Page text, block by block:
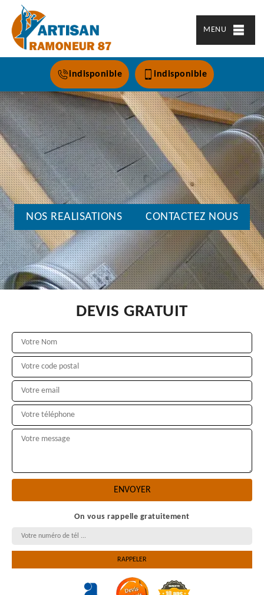
MENU
indisponible indisponible
NOS REALISATIONS CONTACTEZ NOUS
DEVIS GRATUIT
On vous rappelle gratuitement